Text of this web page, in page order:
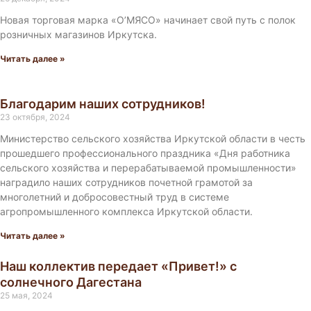
Новая торговая марка «О’МЯСО» начинает свой путь с полок
розничных магазинов Иркутска.
Читать далее »
Благодарим наших сотрудников!
23 октября, 2024
Министерство сельского хозяйства Иркутской области в честь
прошедшего профессионального праздника «Дня работника
сельского хозяйства и перерабатываемой промышленности»
наградило наших сотрудников почетной грамотой за
многолетний и добросовестный труд в системе
агропромышленного комплекса Иркутской области.
Читать далее »
Наш коллектив передает «Привет!» с
солнечного Дагестана
25 мая, 2024
ee e e e